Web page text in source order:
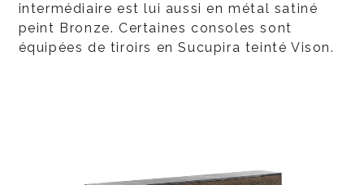
intermédiaire est lui aussi en métal satiné
peint Bronze. Certaines consoles sont
équipées de tiroirs en Sucupira teinté Vison.